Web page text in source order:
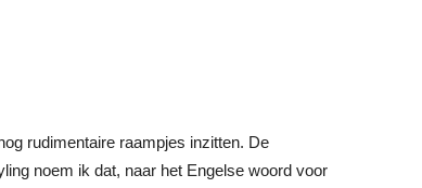
rudimentaire raampjes inzitten. De
noem ik dat, naar het Engelse woord voor